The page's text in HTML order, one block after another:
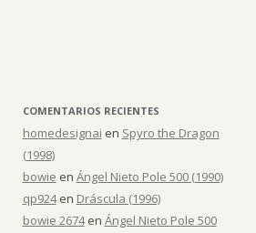
COMENTARIOS RECIENTES
homedesignai en Spyro the Dragon
(1998)
bowie en Ángel Nieto Pole 500 (1990)
qp924en Dráscula (1996)
bowie 2674en Ángel Nieto Pole 500